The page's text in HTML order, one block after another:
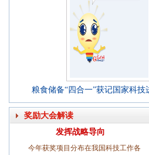
粮食储备“四合一”获记国家科技
奖励大会解读
发挥战略导向
今年获奖项目分布在我国科技工作各